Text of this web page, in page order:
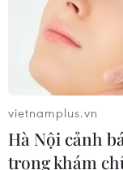
03/08/2026 03:14
Savan 1 và
vietnamplus.vn
Hà Nội cảnh
trong khám